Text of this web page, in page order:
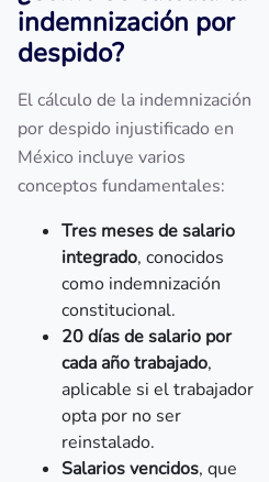
indemnización por
despido?
El cálculo de la indemnización
por despido injustificado en
México incluye varios
conceptos fundamentales:
Tres meses de salario
integrado, conocidos
como indemnización
constitucional.
20 días de salario por
cada año trabajado,
aplicable si el trabajador
opta por no ser
reinstalado.
Salarios vencidos, que